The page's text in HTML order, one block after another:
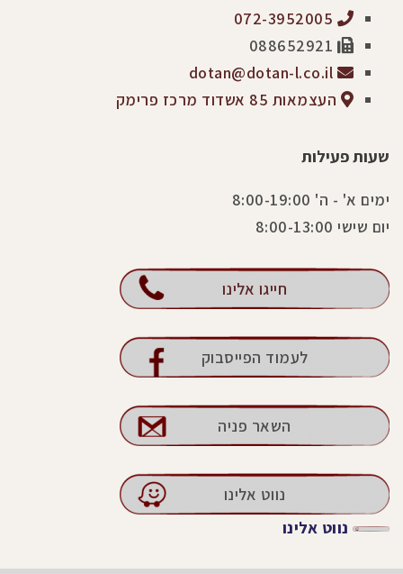
העצמאות 85 אשדוד מרכז פרימק
שעות פעילות
ימים א' - ה' 8:00-19:00
יום שישי 8:00-13:00
חייגו אלינו
לעמוד הפייסבוק
השאר פניה
נווט אלינו
נווט אלינו